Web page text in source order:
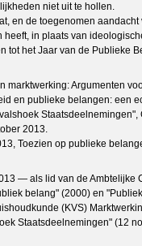
niet uit te hollen.
en de toegenomen
in plaats van
tot het Jaar van de Publieke
marktwerking: Argumenten
en publieke belangen: een
2013.
Toezien op publieke
— als lid van de
belang" (2000) en
(KVS)
Staatsdeelnemingen" (12